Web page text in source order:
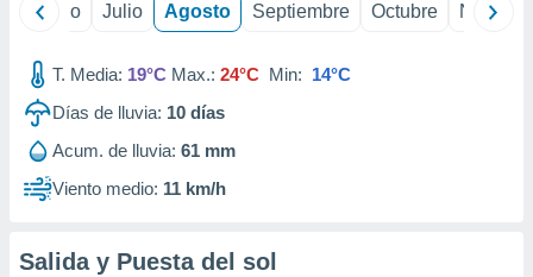
Junio Julio Agosto Septiembre Octubre
T. Media: 19°C Max.: 24°C Min: 14°C
Días de lluvia: 10 días
Acum. de lluvia: 61 mm
Viento medio: 11 km/h
Salida y Puesta del sol